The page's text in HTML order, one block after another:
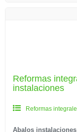
Reformas
instalaciones
Reformas
Abalos instalaciones